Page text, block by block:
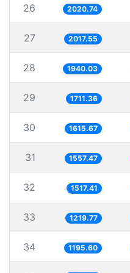
26 2020.74
27 2017.55
28 1940.03
29 1711.36
30 1615.67
31 1557.47
32 1517.41
33 1219.77
34 1195.60